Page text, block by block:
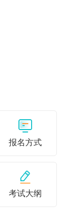
国家教育行
截止日期为2
限为取得规
计人员管理
会计工作的
报名方式
考试大纲